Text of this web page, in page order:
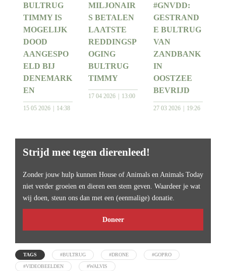
BULTRUG
TIMMY IS
MOGELIJK
DOOD
AANGESPO
ELD BIJ
DENEMARK
EN
15 05 2026 14:38
MILJONAIR
S BETALEN
LAATSTE
REDDINGSP
OGING
BULTRUG
TIMMY
17 04 2026 13:00
#GNVDD:
GESTRAND
E BULTRUG
VAN
ZANDBANK
IN
OOSTZEE
BEVRIJD
27 03 2026 19:26
Strijd mee tegen dierenleed!
Zonder jouw hulp kunnen House of Animals en Animals Today
niet verder groeien en dieren een stem geven. Waardeer je wat
wij doen, steun ons dan met een (eenmalige) donatie.
Doneer
TAGS #BULTRUG #DRONE #GOPRO
#VIDEOBEELDEN #WALVIS